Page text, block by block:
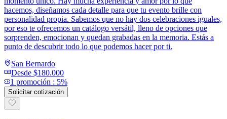
hacemos, diseñamos cada detalle para que tu evento brille con
personalidad propia. Sabemos que no hay dos celebraciones iguales,
por eso te ofrecemos un catálogo versátil, lleno de opciones que
sorprenden, emocionan y quedan grabadas en la memoria. Estás a
punto de descubrir todo lo que podemos hacer por ti.
San Bernardo
Desde $180.000
1 promoción : 5%
Solicitar cotización